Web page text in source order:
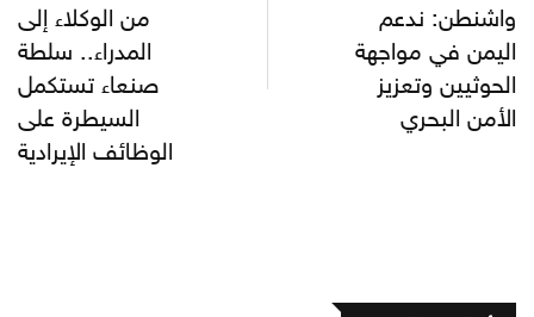
واشنطن: ندعم
اليمن في مواجهة
الحوثيين وتعزيز
الأمن البحري
من الوكلاء إلى
المدراء.. سلطة
صنعاء تستكمل
السيطرة على
الوظائف الإيرادية